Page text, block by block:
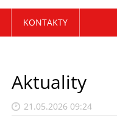
Aktuality
21.05.2026 09:24
KONTAKTY